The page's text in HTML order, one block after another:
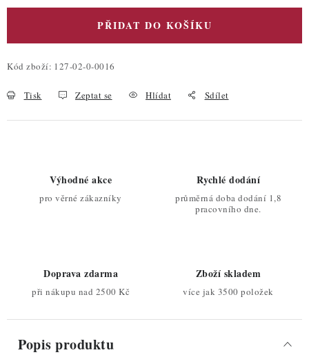
PŘIDAT DO KOŠÍKU
Kód zboží: 127-02-0-0016
Tisk Zeptat se Hlídat Sdílet
Výhodné akce
pro věrné zákazníky
Rychlé dodání
průměrná doba dodání 1,8
pracovního dne.
Doprava zdarma
při nákupu nad 2500 Kč
Zboží skladem
více jak 3500 položek
Popis produktu